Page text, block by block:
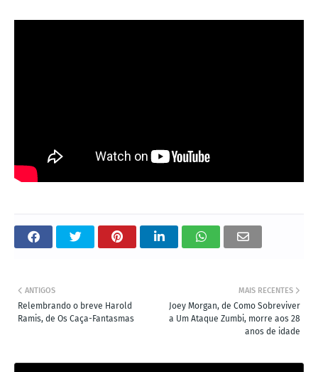
MAIS RECENTES
Joey Morgan, de Como Sobreviver
a Um Ataque Zumbi, morre aos 28
anos de idade
ANTIGOS
Relembrando o breve Harold
Ramis, de Os Caça-Fantasmas